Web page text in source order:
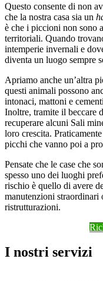
Questo consente di non
che la nostra casa sia un
è che i piccioni non sono
territoriali. Quando
intemperie invernali e
diventa un luogo sempre
Apriamo anche un’altra
questi animali possono
intonaci, mattoni e
Inoltre, tramite il beccare
recuperare alcuni Sali
loro crescita.
picchi che vanno poi a
Pensate che le case che
spesso uno dei luoghi
rischio è quello di avere
manutenzioni straordinari
ristrutturazioni.
I nostri servizi